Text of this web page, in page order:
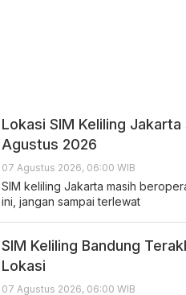
Lokasi SIM Keliling
Agustus 2026
07 Agustus 2026, 06:00 WIB
SIM keliling Jakarta masih
ini, jangan sampai terlewat
SIM Keliling Bandung
Lokasi
07 Agustus 2026, 06:00 WIB